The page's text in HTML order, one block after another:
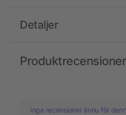
Detaljer
Produktrecensioner
Inga recensioner ännu för